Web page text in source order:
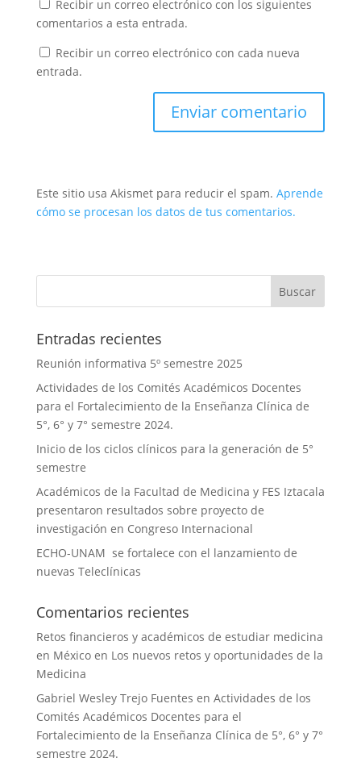
Recibir un correo electrónico con los siguientes
comentarios a esta entrada.
Recibir un correo electrónico con cada nueva
entrada.
Este sitio usa Akismet para reducir el spam. Aprende
cómo se procesan los datos de tus comentarios.
Entradas recientes
Reunión informativa 5º semestre 2025
Actividades de los Comités Académicos Docentes
para el Fortalecimiento de la Enseñanza Clínica de
5°, 6° y 7° semestre 2024.
Inicio de los ciclos clínicos para la generación de 5°
semestre
Académicos de la Facultad de Medicina y FES Iztacala
presentaron resultados sobre proyecto de
investigación en Congreso Internacional
ECHO-UNAM se fortalece con el lanzamiento de
nuevas Teleclínicas
Comentarios recientes
Retos financieros y académicos de estudiar medicina
en Méxicoen Los nuevos retos y oportunidades de la
Medicina
Gabriel Wesley Trejo Fuentes en Actividades de los
Comités Académicos Docentes para el
Fortalecimiento de la Enseñanza Clínica de 5°, 6° y 7°
semestre 2024.